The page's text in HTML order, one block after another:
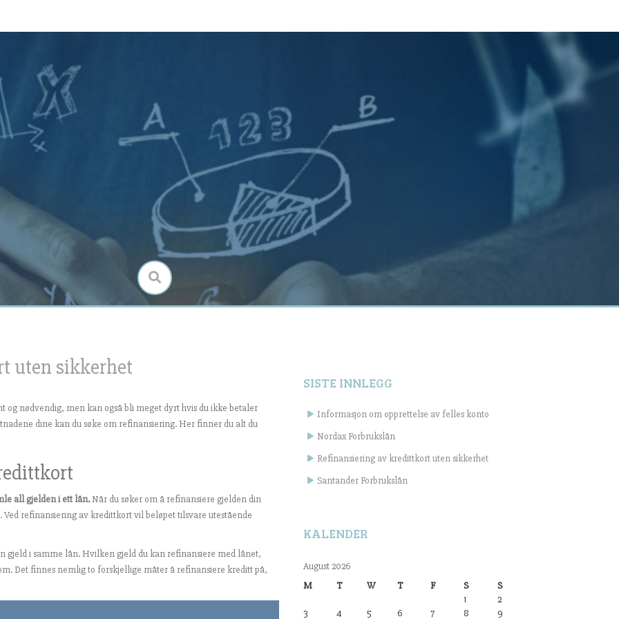
uten sikkerhet
nødvendig, men kan også bli meget dyrt hvis du ikke betaler
dine kan du søke om refinansiering. Her finner du alt du
all gjelden i ett lån.Når du søker om å refinansiere gjelden din
refinansiering av kredittkort vil beløpet tilsvare utestående
gjeld i samme lån. Hvilken gjeld du kan refinansiere med lånet,
Det finnes nemlig to forskjellige måter å refinansiere kreditt på,
SISTE INNLEGG
Informasjon om opprettelse av felles konto
Nordax Forbrukslån
Refinansiering av kredittkort uten sikkerhet
Santander Forbrukslån
KALENDER
August 2026
M
T W T F S
S
1
2
3
4 5 6 7 8
9